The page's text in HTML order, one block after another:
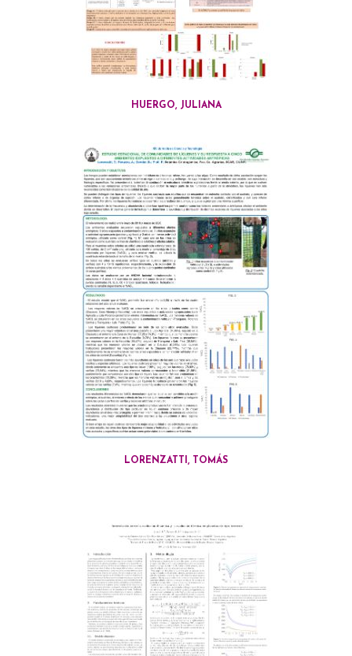
HUERGO, JULIANA
LORENZATTI, TOMÁS